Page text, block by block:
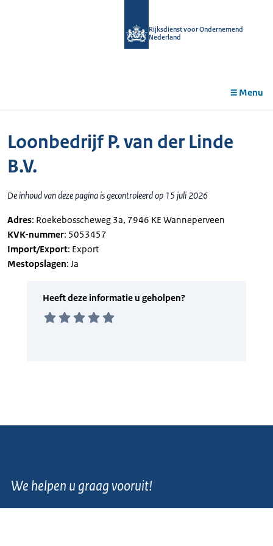
Rijksdienst voor Ondernemend
Nederland
Menu
Loonbedrijf P. van der Linde
B.V.
De inhoud van deze pagina is gecontroleerd op 15 juli 2026
Adres: Roekebosscheweg 3a, 7946 KE Wanneperveen
KVK-nummer: 5053457
Import/Export: Export
Mestopslagen: Ja
We helpen u graag vooruit!